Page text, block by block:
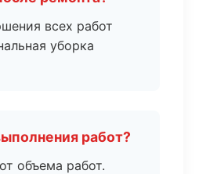
всех работ
уборка
работ?
объема работ.